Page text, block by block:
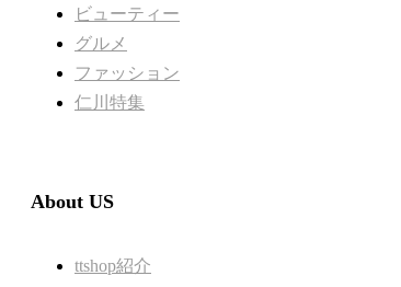
ビューティー
グルメ
ファッション
仁川特集
About US
ttshop紹介